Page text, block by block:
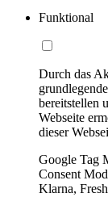
Funktional
Durch das
bereitstellen
Webseite
dieser
Google Tag
Consent
Klarna,